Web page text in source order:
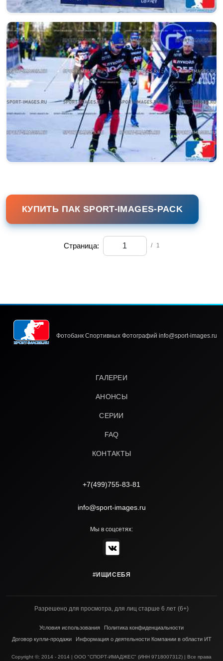
КУПИТЬ ПАК SPORT-IMAGES-PACK
Страница: / 1
Фотобанк Спортивных Фотографий info@sport-images.ru
ГАЛЕРЕИ
АНОНСЫ
СЕРИИ
FAQ
КОНТАКТЫ
+7(499)755-83-81
info@sport-images.ru
Мы в соцсетях:
#ИЩИСЕБЯ
Разрешено для просмотра, для лиц старше 6 лет (6+)
Условия использования
Политика конфиденциальности
Договор купли-продажи
Информация о деятельности Компании в области ИТ
Copyright ©; 2014 - 2014 | ООО "СПОРТ-ИМАДЖЕС" (ИНН 9718007312) | Все права